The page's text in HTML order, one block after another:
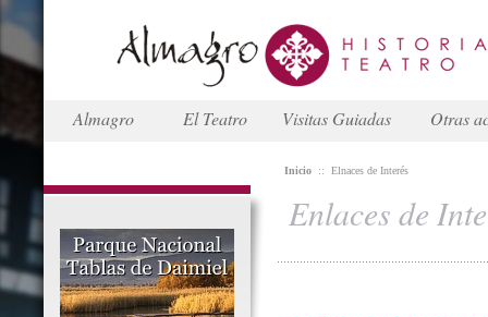
Almagro El Teatro Visitas Guiadas Otras
Inicio :: Elnaces de Interés
Enlaces de